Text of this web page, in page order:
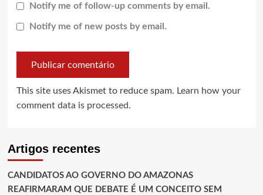
Notify me of follow-up comments by email.
Notify me of new posts by email.
This site uses Akismet to reduce spam. Learn how your
comment data is processed.
Artigos recentes
CANDIDATOS AO GOVERNO DO AMAZONAS
REAFIRMARAM QUE DEBATE É UM CONCEITO SEM